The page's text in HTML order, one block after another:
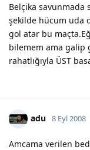
Belçika savunmada
şekilde hücum uda
gol atar bu
bilemem ama galip
rahatlığıyla ÜST
adu 8 Eyl 2008
Amcama verilen